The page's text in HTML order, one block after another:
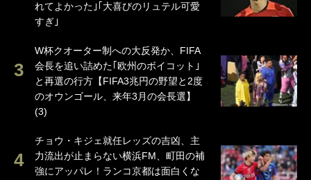
れてよかった｣｢大喜びのリュテル可愛
すぎ｣
W杯クオーター制への大反発か、FIFA
会長を追い詰めた｢欧州のボイコット｣
と再選の行方【FIFA3兆円の野望と2度
のオウンゴール、来年3月の会長選】
(3)
チョウ・キジェ就任レッズの吉凶、主
力流出が止まらない横浜FM、町田の補
強にアッパレ！ランコ京都は面白くな